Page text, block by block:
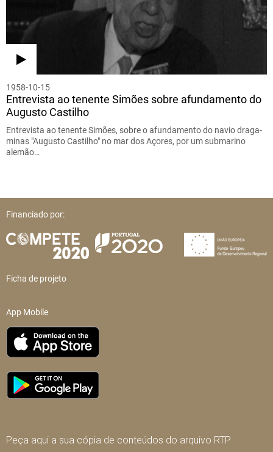
1958-10-15
Entrevista ao tenente Simões sobre afundamento do
Augusto Castilho
Entrevista ao tenente Simões, sobre o afundamento do navio draga-
minas "Augusto Castilho" no mar dos Açores, por um submarino
alemão…
Financiado por:
Ficha de projeto
App Mobile
Peça aqui a sua cópia de conteúdos do arquivo RTP